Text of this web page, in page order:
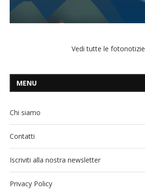
Vedi tutte le fotonotizie
MENU
Chi siamo
Contatti
Iscriviti alla nostra newsletter
Privacy Policy